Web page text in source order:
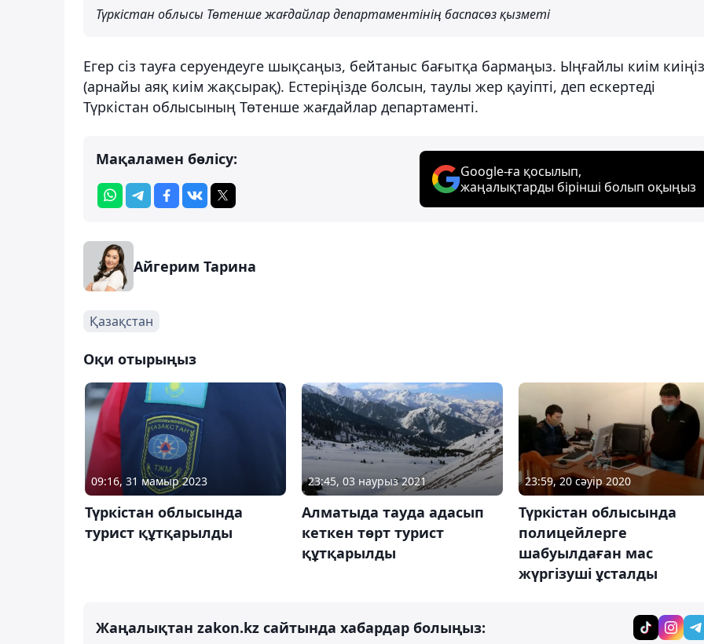
Түркістан облысы Төтенше жағдайлар департаментінің баспасөз қызметі
Егер сіз тауға серуендеуге шықсаңыз, бейтаныс бағытқа бармаңыз. Ыңғайлы киім киіңіз
(арнайы аяқ киім жақсырақ). Естеріңізде болсын, таулы жер қауіпті, деп ескертеді
Түркістан облысының Төтенше жағдайлар департаменті.
Мақаламен бөлісу:
Google-ға қосылып,
жаңалықтарды бірінші болып оқыңыз
Айгерим Тарина
Қазақстан
Оқи отырыңыз
09:16, 31 мамыр 2023
Түркістан облысында
турист құтқарылды
23:45, 03 наурыз 2021
Алматыда тауда адасып
кеткен төрт турист
құтқарылды
23:59, 20 сәуір 2020
Түркістан облысында
полицейлерге
шабуылдаған мас
жүргізуші ұсталды
Жаңалықтан zakon.kz сайтында хабардар болыңыз: